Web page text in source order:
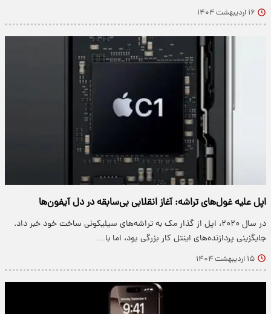
۱۶ اردیبهشت ۱۴۰۴
اپل علیه غول‌های تراشه: آغاز انقلابی بی‌سابقه در دل آیفون‌ها
در سال ۲۰۲۰، اپل از گذار مک به تراشه‌های سیلیکونی ساخت خود خبر داد.
جایگزینی پردازنده‌های اینتل کار بزرگی بود، اما با…
۱۵ اردیبهشت ۱۴۰۴